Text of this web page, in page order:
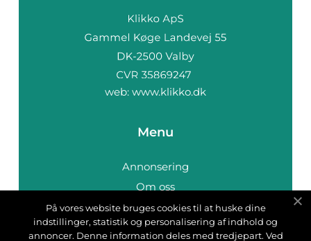
web: www.klikko.dk
Menu
Annonsering
Om oss
Cookies
Kontakta oss
På vores website bruges cookies til at huske dine
indstillinger, statistik og personalisering af indhold og
annoncer. Denne information deles med tredjepart. Ved